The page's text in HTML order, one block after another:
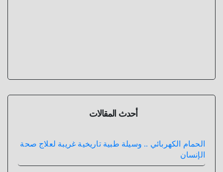
أحدث المقالات
الحمام الكهربائي .. وسيلة طبية تاريخية غريبة لعلاج صحة
الإنسان